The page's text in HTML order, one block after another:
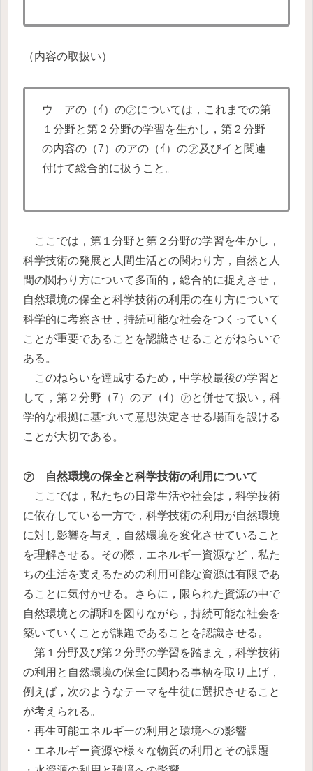
（内容の取扱い）
ウ アの（ｲ）の㋐については，これまでの第
１分野と第２分野の学習を生かし，第２分野
の内容の（7）のアの（ｲ）の㋐及びイと関連
付けて総合的に扱うこと。
ここでは，第１分野と第２分野の学習を生かし，
科学技術の発展と人間生活との関わり方，自然と人
間の関わり方について多面的，総合的に捉えさせ，
自然環境の保全と科学技術の利用の在り方について
科学的に考察させ，持続可能な社会をつくっていく
ことが重要であることを認識させることがねらいで
ある。
このねらいを達成するため，中学校最後の学習と
して，第２分野（7）のア（ｲ）㋐と併せて扱い，科
学的な根拠に基づいて意思決定させる場面を設ける
ことが大切である。
㋐ 自然環境の保全と科学技術の利用について
ここでは，私たちの日常生活や社会は，科学技術
に依存している一方で，科学技術の利用が自然環境
に対し影響を与え，自然環境を変化させていること
を理解させる。その際，エネルギー資源など，私た
ちの生活を支えるための利用可能な資源は有限であ
ることに気付かせる。さらに，限られた資源の中で
自然環境との調和を図りながら，持続可能な社会を
築いていくことが課題であることを認識させる。
第１分野及び第２分野の学習を踏まえ，科学技術
の利用と自然環境の保全に関わる事柄を取り上げ，
例えば，次のようなテーマを生徒に選択させること
が考えられる。
・再生可能エネルギーの利用と環境への影響
・エネルギー資源や様々な物質の利用とその課題